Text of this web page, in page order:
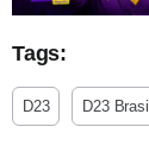
Tags:
D23 D23 Brasil